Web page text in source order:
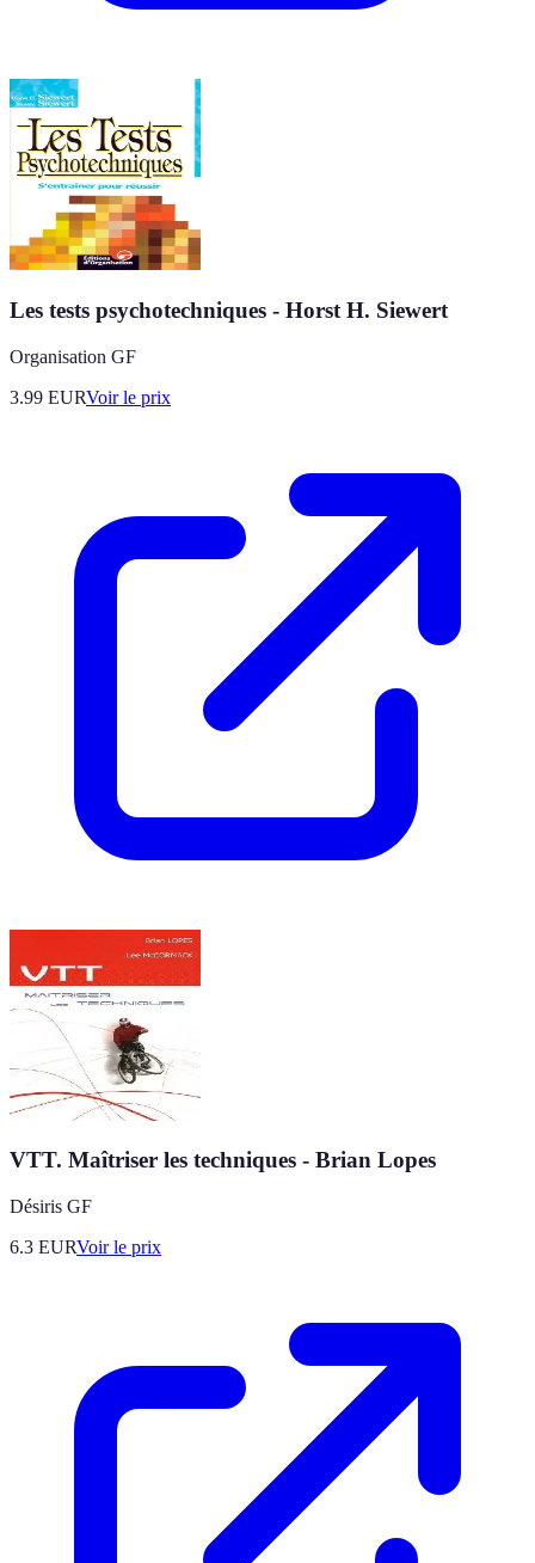
Les tests psychotechniques - Horst H. Siewert
Organisation GF
3.99 EURVoir le prix
VTT. Maîtriser les techniques - Brian Lopes
Désiris GF
6.3 EURVoir le prix